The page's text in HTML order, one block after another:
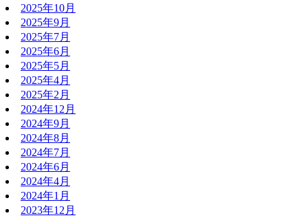
2025年10月
2025年9月
2025年7月
2025年6月
2025年5月
2025年4月
2025年2月
2024年12月
2024年9月
2024年8月
2024年7月
2024年6月
2024年4月
2024年1月
2023年12月